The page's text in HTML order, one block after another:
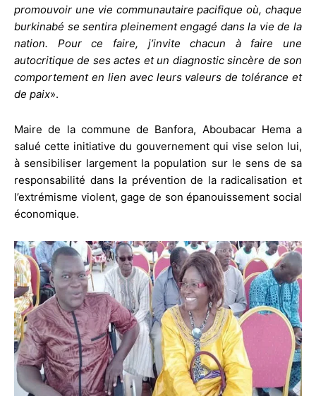
promouvoir une vie communautaire pacifique où, chaque
burkinabé se sentira pleinement engagé dans la vie de la
nation. Pour ce faire, j’invite chacun à faire une
autocritique de ses actes et un diagnostic sincère de son
comportement en lien avec leurs valeurs de tolérance et
de paix».
Maire de la commune de Banfora, Aboubacar Hema a
salué cette initiative du gouvernement qui vise selon lui,
à sensibiliser largement la population sur le sens de sa
responsabilité dans la prévention de la radicalisation et
l’extrémisme violent, gage de son épanouissement social
économique.